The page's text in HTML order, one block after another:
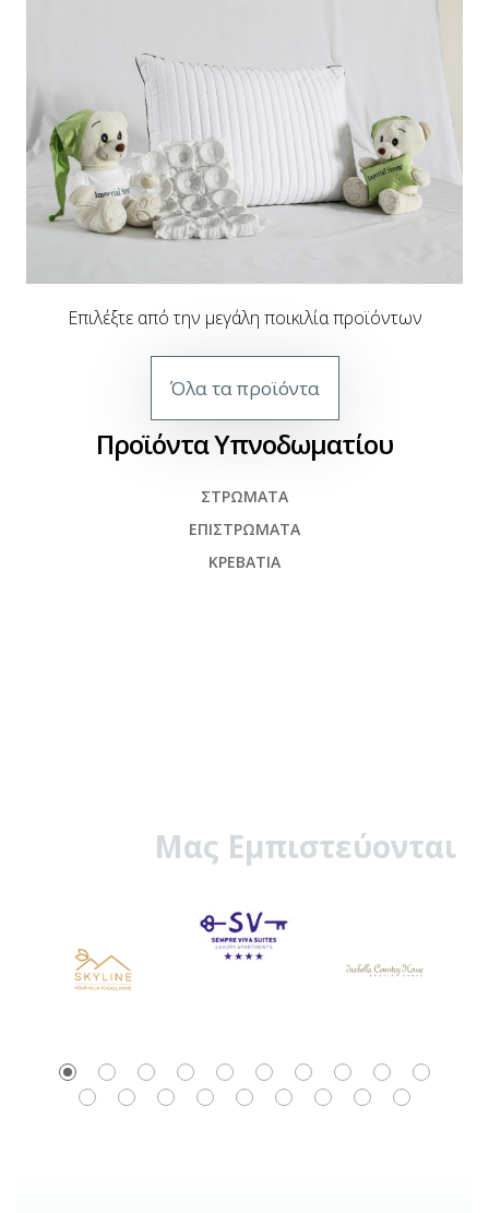
Επιλέξτε από την μεγάλη ποικιλία προϊόντων
Όλα τα προϊόντα
Προϊόντα Υπνοδωματίου
ΣΤΡΏΜΑΤΑ
ΕΠΙΣΤΡΏΜΑΤΑ
ΚΡΕΒΆΤΙΑ
Μας Εμπιστεύονται